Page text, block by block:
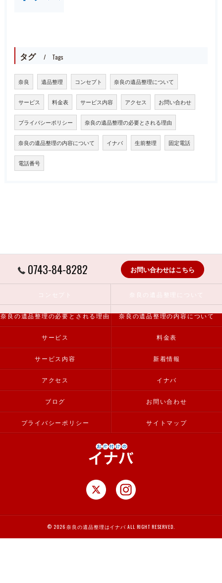
タグ Tags
奈良 遺品整理 コンセプト 奈良の遺品整理について
サービス 料金表 サービス内容 アクセス お問い合わせ
プライバシーポリシー 奈良の遺品整理の必要とされる理由
奈良の遺品整理の内容について イナバ 生前整理 固定電話
電話番号
0743-84-8282 お問い合わせはこちら
奈良の遺品整理について
奈良の遺品整理の必要とされる理由 奈良の遺品整理の内容について
サービス 料金表
サービス内容 新着情報
アクセス イナバ
ブログ お問い合わせ
プライバシーポリシー サイトマップ
© 2026 奈良の遺品整理はイナバ ALL RIGHT RESERVED.